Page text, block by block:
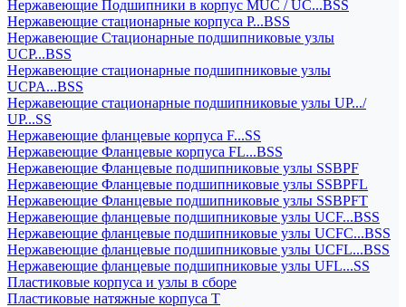
Нержавеющие Подшипники в корпус MUC / UC...BSS
Нержавеющие стационарные корпуса P...BSS
Нержавеющие Стационарные подшипниковые узлы
UCP...BSS
Нержавеющие стационарные подшипниковые узлы
UCPA...BSS
Нержавеющие стационарные подшипниковые узлы UP.../
UP...SS
Нержавеющие фланцевые корпуса F...SS
Нержавеющие Фланцевые корпуса FL...BSS
Нержавеющие Фланцевые подшипниковые узлы SSBPF
Нержавеющие Фланцевые подшипниковые узлы SSBPFL
Нержавеющие Фланцевые подшипниковые узлы SSBPFT
Нержавеющие фланцевые подшипниковые узлы UCF...BSS
Нержавеющие фланцевые подшипниковые узлы UCFC...BSS
Нержавеющие фланцевые подшипниковые узлы UCFL...BSS
Нержавеющие фланцевые подшипниковые узлы UFL...SS
Пластиковые корпуса и узлы в сборе
Пластиковые натяжные корпуса T